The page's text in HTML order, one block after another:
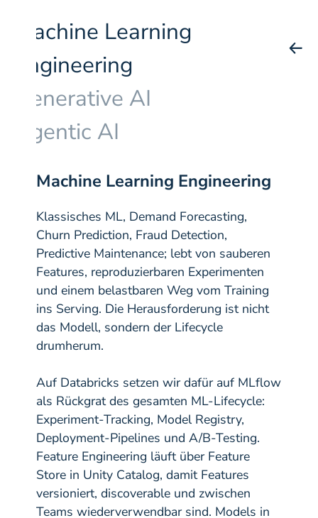
Machine Learning
Engineering
Generative AI
Agentic AI
Machine Learning Engineering
Klassisches ML, Demand Forecasting,
Churn Prediction, Fraud Detection,
Predictive Maintenance; lebt von sauberen
Features, reproduzierbaren Experimenten
und einem belastbaren Weg vom Training
ins Serving. Die Herausforderung ist nicht
das Modell, sondern der Lifecycle
drumherum.
Auf Databricks setzen wir dafür auf MLflow
als Rückgrat des gesamten ML-Lifecycle:
Experiment-Tracking, Model Registry,
Deployment-Pipelines und A/B-Testing.
Feature Engineering läuft über Feature
Store in Unity Catalog, damit Features
versioniert, discoverable und zwischen
Teams wiederverwendbar sind. Models in